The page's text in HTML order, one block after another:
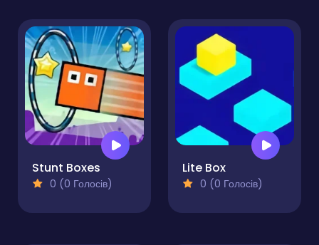
Stunt Boxes
0 (0 Голосів)
Lite Box
0 (0 Голосів)